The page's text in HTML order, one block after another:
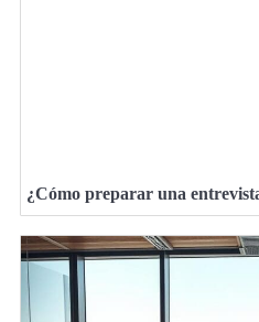
¿Cómo preparar una